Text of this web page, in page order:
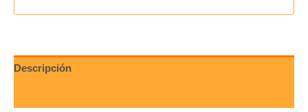
Descripción